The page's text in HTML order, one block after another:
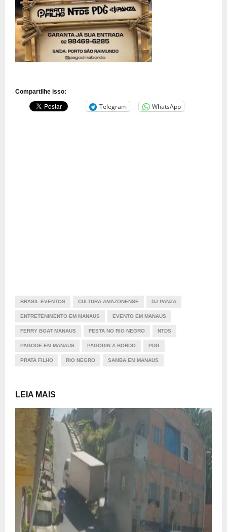
Compartilhe isso:
Telegram WhatsApp
BRASIL EVENTOS CULTURA AMAZONENSE DJ PANZA
ENTRETENIMENTO EM MANAUS EVENTO EM MANAUS
FERRY BOAT MANAUS FESTA NO RIO NEGRO NTDS
PAGODE EM MANAUS PAGODIN A BORDO PDG
PRATA FILHO RIO NEGRO SAMBA EM MANAUS
LEIA MAIS